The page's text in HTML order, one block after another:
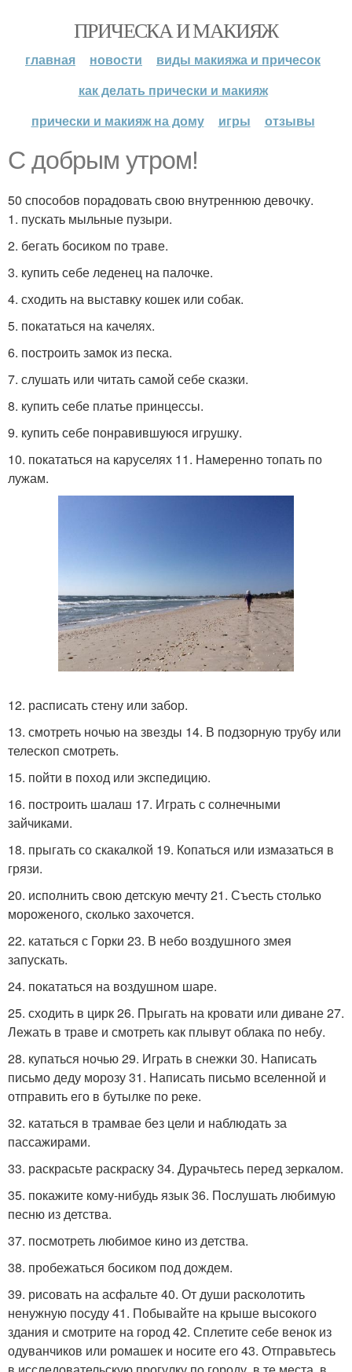
ПРИЧЕСКА И МАКИЯЖ
главная новости
виды макияжа и причесок
как делать прически и макияж
прически и макияж на дому
игры отзывы
С добрым утром!
50 способов порадовать свою внутреннюю девочку.
1. пускать мыльные пузыри.
2. бегать босиком по траве.
3. купить себе леденец на палочке.
4. сходить на выставку кошек или собак.
5. покататься на качелях.
6. построить замок из песка.
7. слушать или читать самой себе сказки.
8. купить себе платье принцессы.
9. купить себе понравившуюся игрушку.
10. покататься на каруселях 11. Намеренно топать по
лужам.
12. расписать стену или забор.
13. смотреть ночью на звезды 14. В подзорную трубу или
телескоп смотреть.
15. пойти в поход или экспедицию.
16. построить шалаш 17. Играть с солнечными
зайчиками.
18. прыгать со скакалкой 19. Копаться или измазаться в
грязи.
20. исполнить свою детскую мечту 21. Съесть столько
мороженого, сколько захочется.
22. кататься с Горки 23. В небо воздушного змея
запускать.
24. покататься на воздушном шаре.
25. сходить в цирк 26. Прыгать на кровати или диване 27.
Лежать в траве и смотреть как плывут облака по небу.
28. купаться ночью 29. Играть в снежки 30. Написать
письмо деду морозу 31. Написать письмо вселенной и
отправить его в бутылке по реке.
32. кататься в трамвае без цели и наблюдать за
пассажирами.
33. раскрасьте раскраску 34. Дурачьтесь перед зеркалом.
35. покажите кому-нибудь язык 36. Послушать любимую
песню из детства.
37. посмотреть любимое кино из детства.
38. пробежаться босиком под дождем.
39. рисовать на асфальте 40. От души расколотить
ненужную посуду 41. Побывайте на крыше высокого
здания и смотрите на город 42. Сплетите себе венок из
одуванчиков или ромашек и носите его 43. Отправьтесь